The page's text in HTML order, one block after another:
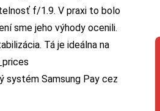
f/1.9. V praxi to bolo
sme jeho výhody ocenili.
Tá je ideálna na
systém Samsung Pay cez